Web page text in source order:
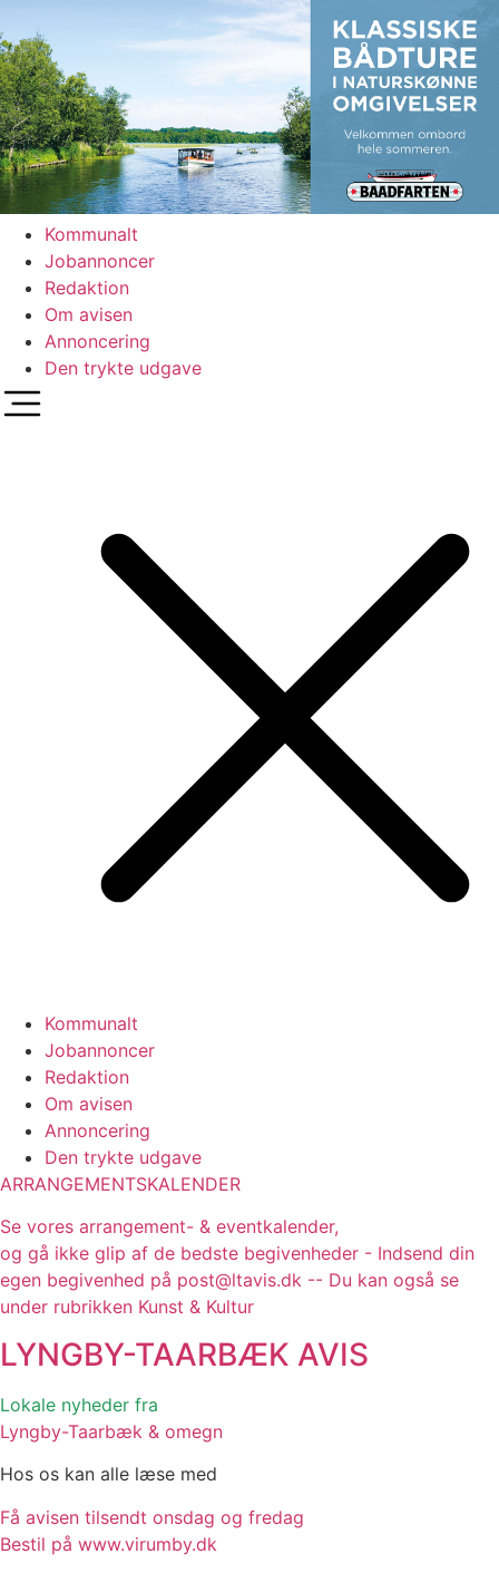
til
indhold
Kommunalt
Jobannoncer
Redaktion
Om avisen
Annoncering
Den trykte udgave
Kommunalt
Jobannoncer
Redaktion
Om avisen
Annoncering
Den trykte udgave
ARRANGEMENTSKALENDER
Se vores arrangement- & eventkalender,
og gå ikke glip af de bedste begivenheder - Indsend din
egen begivenhed på post@ltavis.dk -- Du kan også se
under rubrikken Kunst & Kultur
LYNGBY-TAARBÆK AVIS
Lokale nyheder fra
Lyngby-Taarbæk & omegn
Hos os kan alle læse med
Få avisen tilsendt onsdag og fredag
Bestil på www.virumby.dk